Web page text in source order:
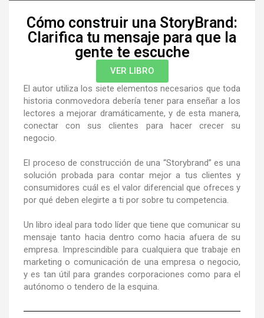
Cómo construir una StoryBrand:
Clarifica tu mensaje para que la
gente te escuche
VER LIBRO
El autor utiliza los siete elementos necesarios que toda
historia conmovedora debería tener para enseñar a los
lectores a mejorar dramáticamente, y de esta manera,
conectar con sus clientes para hacer crecer su
negocio.
El proceso de construcción de una “Storybrand” es una
solución probada para contar mejor a tus clientes y
consumidores cuál es el valor diferencial que ofreces y
por qué deben elegirte a ti por sobre tu competencia.
Un libro ideal para todo líder que tiene que comunicar su
mensaje tanto hacia dentro como hacia afuera de su
empresa. Imprescindible para cualquiera que trabaje en
marketing o comunicación de una empresa o negocio,
y es tan útil para grandes corporaciones como para el
autónomo o tendero de la esquina.